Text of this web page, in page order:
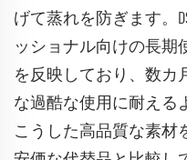
げて蒸れを防ぎます。
ッショナル向けの長期
を反映しており、数カ
な過酷な使用に耐える
こうした高品質な素材